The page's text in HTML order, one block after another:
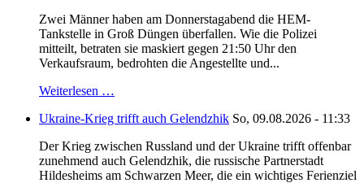
Zwei Männer haben am Donnerstagabend die HEM-
Tankstelle in Groß Düngen überfallen. Wie die Polizei
mitteilt, betraten sie maskiert gegen 21:50 Uhr den
Verkaufsraum, bedrohten die Angestellte und...
Weiterlesen …
Ukraine-Krieg trifft auch Gelendzhik So, 09.08.2026 - 11:33
Der Krieg zwischen Russland und der Ukraine trifft offenbar
zunehmend auch Gelendzhik, die russische Partnerstadt
Hildesheims am Schwarzen Meer, die ein wichtiges Ferienziel